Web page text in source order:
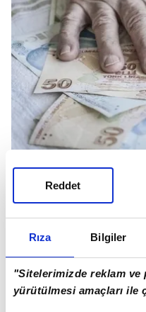
Rıza Bilgiler
"Sitelerimizde reklam ve
yürütülmesi amaçları ile
Reddet
Diğer iletişim bilgileri
olarak yanıtlanacak.
Son aşamada 'ileri'
butonuna basılarak